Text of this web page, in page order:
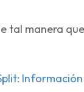
tal manera